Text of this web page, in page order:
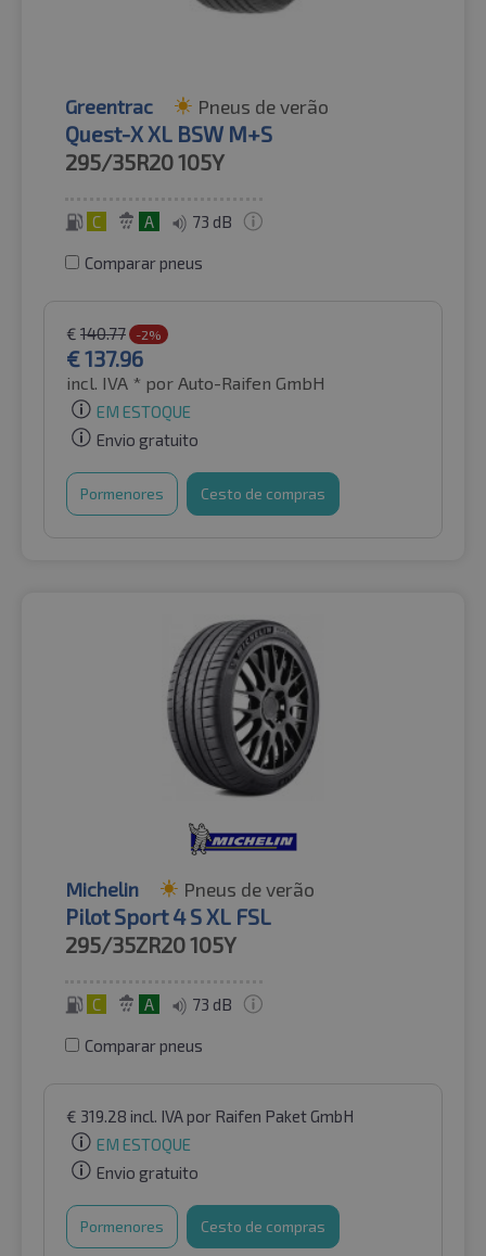
Greentrac Pneus de verão
Quest-X XL BSW M+S
295/35R20105Y
C A 73 dB
Comparar pneus
€ 140.77 -2%
€137.96
incl. IVA * por Auto-Raifen GmbH
EM ESTOQUE
Envio gratuito
Pormenores Cesto de compras
Michelin Pneus de verão
Pilot Sport 4 S XL FSL
295/35ZR20105Y
C A 73 dB
Comparar pneus
€ 319.28 incl. IVApor Raifen Paket GmbH
EM ESTOQUE
Envio gratuito
Pormenores Cesto de compras